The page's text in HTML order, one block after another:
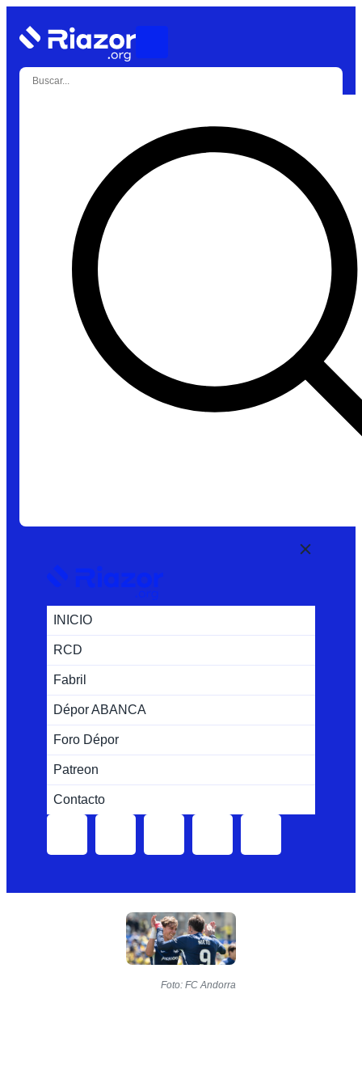
INICIO
RCD
Fabril
Dépor ABANCA
Foro Dépor
Patreon
Contacto
Foto: FC Andorra